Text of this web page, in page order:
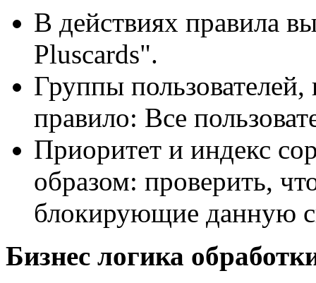
В действиях правила
Pluscards".
Группы пользователей,
правило: Все
Приоритет и индекс
образом: проверить,
блокирующие данную
Бизнес логика